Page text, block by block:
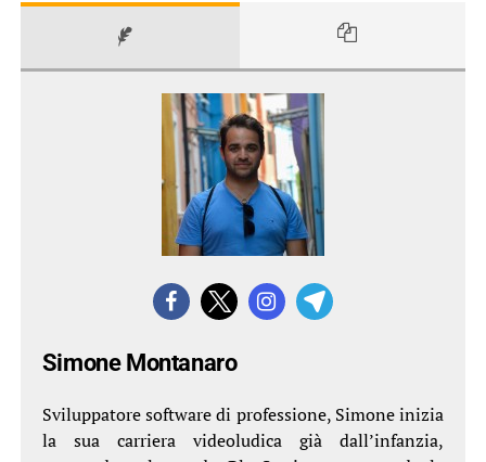
Simone Montanaro
Sviluppatore software di professione, Simone inizia
la sua carriera videoludica già dall’infanzia,